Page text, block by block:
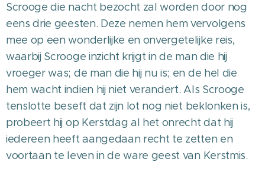
Scrooge die nacht bezocht zal worden door nog
eens drie geesten. Deze nemen hem vervolgens
mee op een wonderlijke en onvergetelijke reis,
waarbij Scrooge inzicht krijgt in de man die hij
vroeger was; de man die hij nu is; en de hel die
hem wacht indien hij niet verandert. Als Scrooge
tenslotte beseft dat zijn lot nog niet beklonken is,
probeert hij op Kerstdag al het onrecht dat hij
iedereen heeft aangedaan recht te zetten en
voortaan te leven in de ware geest van Kerstmis.